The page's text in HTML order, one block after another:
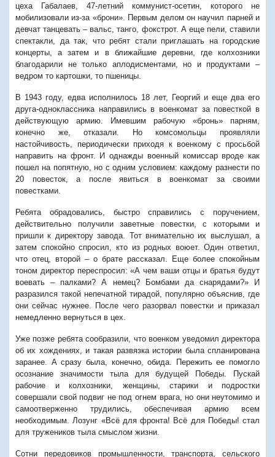
цеха Габалаев, 47-летний коммунист-осетин, которого не
мобилизовали из-за «брони». Первым делом он научил парней и
девчат танцевать – вальс, танго, фокстрот. А еще пели, ставили
спектакли, да так, что ребят стали приглашать на городские
концерты, а затем и в ближайшие деревни, где колхозники
благодарили не только аплодисментами, но и продуктами –
ведром то картошки, то пшеницы.
В 1943 году, едва исполнилось 18 лет, Георгий и еще два его
друга-одноклассника направились в военкомат за повесткой в
действующую армию. Имевшим рабочую «бронь» парням,
конечно же, отказали. Но комсомольцы проявляли
настойчивость, периодически приходя к военкому с просьбой
направить на фронт. И однажды военный комиссар вроде как
пошел на попятную, но с одним условием: каждому разнести по
20 повесток, а после явиться в военкомат за своими
повестками.
Ребята обрадовались, быстро справились с поручением,
действительно получили заветные повестки, с которыми и
пришли к директору завода. Тот внимательно их выслушал, а
затем спокойно спросил, кто из родных воюет. Один ответил,
что отец, второй – о брате рассказал. Еще более спокойным
тоном директор переспросил: «А чем ваши отцы и братья будут
воевать – палками? А немец? Бомбами да снарядами?» И
разразился такой непечатной тирадой, популярно объяснив, где
они сейчас нужнее. После чего разорвал повестки и приказал
немедленно вернуться в цех.
Уже позже ребята сообразили, что военком уведомил директора
об их хождениях, и такая развязка истории была спланирована
заранее. А сразу была, конечно, обида. Пережить ее помогло
осознание значимости тыла для будущей Победы. Пускай
рабочие и колхозники, женщины, старики и подростки
совершали свой подвиг не под огнем врага, но они неутомимо и
самоотверженно трудились, обеспечивая армию всем
необходимым. Лозунг «Всё для фронта! Всё для Победы! стал
для тружеников тыла смыслом жизни.
Сотни передовиков промышленности, транспорта, сельского